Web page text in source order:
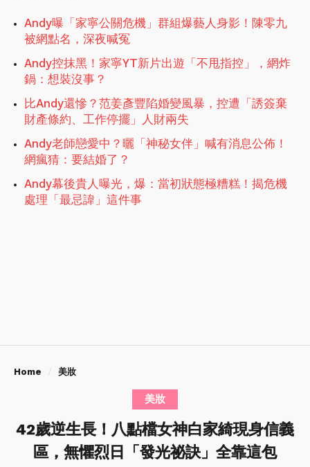
Andy曝「家寧公關危機」群組爆藝人身影！陳零九
被網點名，深夜喊冤
Andy控抹黑！家寧YT新片出遊「不甩指控」，網炸
鍋：想裝沒事？
比Andy還慘？范姜彥豐陷婚變風暴，控遭「誘簽棄
財產條約、工作停擺」人財兩失
Andy老師戀愛中？曬「神秘女伴」喊有消息公佈！
網瘋猜：要結婚了？
Andy幕後貴人曝光，爆：當初狀態極糟糕！揭危機
處理「最忌諱」這件事
Home 美妝
美妝
42歲逆生長！八點檔女神白家綺現身信義
區，無懼烈日「發光祕訣」全靠這包